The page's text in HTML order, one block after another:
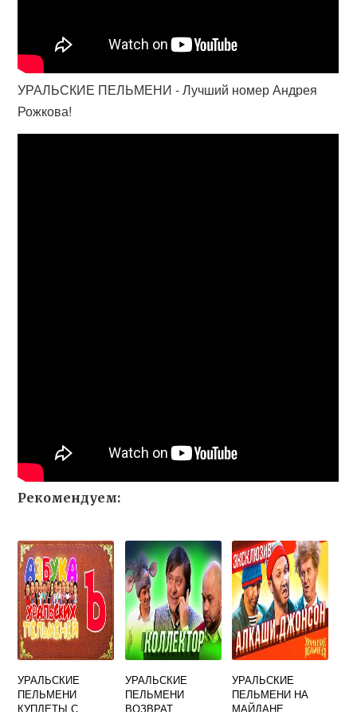
УРАЛЬСКИЕ ПЕЛЬМЕНИ - Лучший номер Андрея
Рожкова!
Рекомендуем:
УРАЛЬСКИЕ
ПЕЛЬМЕНИ
КУПЛЕТЫ С
УРАЛЬСКИЕ
ПЕЛЬМЕНИ
ВОЗВРАТ
УРАЛЬСКИЕ
ПЕЛЬМЕНИ НА
МАЙДАНЕ